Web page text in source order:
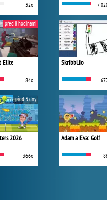
32x
Elite
84x
před 8 hodinami
2026
366x
před 3 dny
7
Skribbl.io
Adam a Eva: Golf